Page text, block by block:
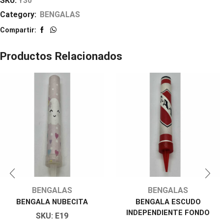
Category: BENGALAS
Compartir:
Productos Relacionados
BENGALAS
BENGALA NUBECITA
SKU: E19
BENGALAS
BENGALA ESCUDO
INDEPENDIENTE FONDO